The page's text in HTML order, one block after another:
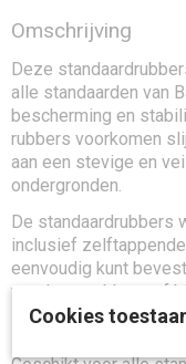
Omschrijving
Deze
alle standaarden van
bescherming en
rubbers voorkomen
aan een stevige en
ondergronden.
De standaardrubbers
inclusief
eenvoudig kunt
versleten rubbers of
Kenmerken
Cookies